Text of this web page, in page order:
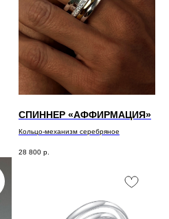
СПИННЕР «АФФИРМАЦИЯ»
Кольцо-механизм серебряное
28 800 р.